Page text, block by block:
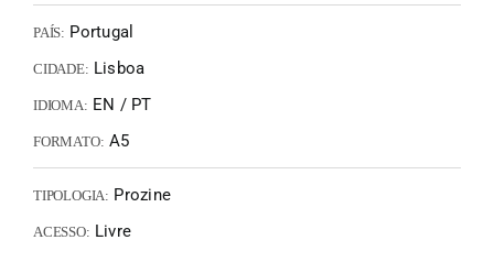
PAÍS: Portugal
CIDADE: Lisboa
IDIOMA: EN / PT
FORMATO: A5
TIPOLOGIA: Prozine
ACESSO: Livre